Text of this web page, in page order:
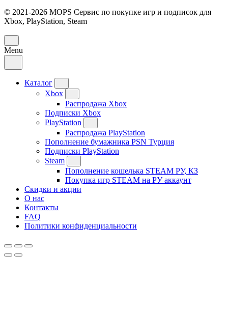
© 2021-2026 MOPS Сервис по покупке игр и подписок для
Xbox, PlayStation, Steam
Menu
Каталог
Xbox
Распродажа Xbox
Подписки Xbox
PlayStation
Распродажа PlayStation
Пополнение бумажника PSN Турция
Подписки PlayStation
Steam
Пополнение кошелька STEAM РУ, КЗ
Покупка игр STEAM на РУ аккаунт
Скидки и акции
О нас
Контакты
FAQ
Политики конфиденциальности